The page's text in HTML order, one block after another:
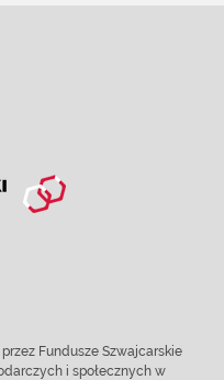
Fundusze Szwajcarskie
i społecznych w